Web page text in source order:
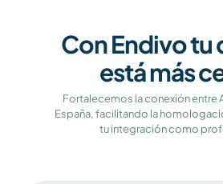
Con Endivo tu
está más
Fortalecemos la conexión entre
España, facilitando la
tu integración como